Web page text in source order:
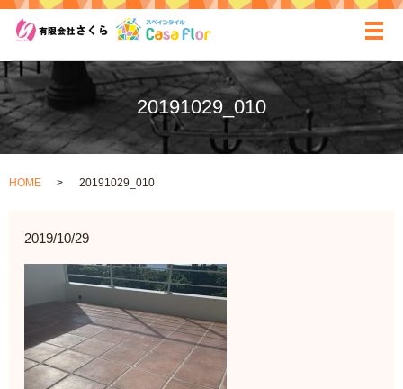
20191029_010
HOME 20191029_010
2019/10/29